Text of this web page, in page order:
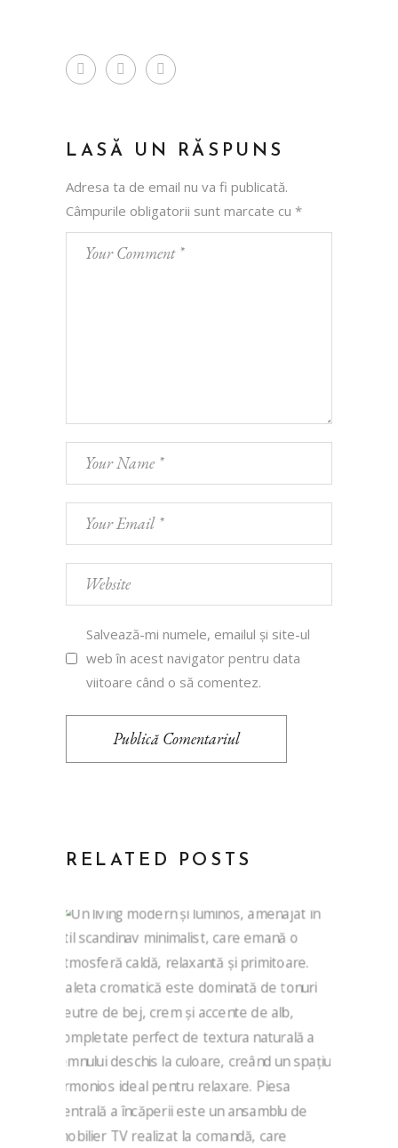
LASĂ UN RĂSPUNS
Adresa ta de email nu va fi publicată.
Câmpurile obligatorii sunt marcate cu *
Salvează-mi numele, emailul și site-ul
web în acest navigator pentru data
viitoare când o să comentez.
Publică Comentariul
RELATED POSTS